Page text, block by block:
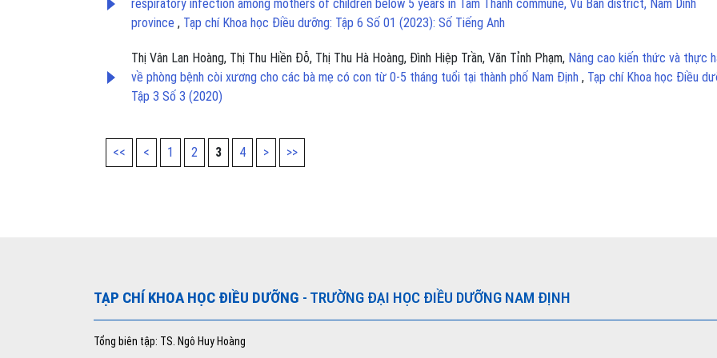
respiratory infection among mothers of children below 5 years in Tam Thanh commune, Vu Ban district, Nam Dinh
province , Tạp chí Khoa học Điều dưỡng: Tập 6 Số 01 (2023): Số Tiếng Anh
Thị Vân Lan Hoàng, Thị Thu Hiền Đỗ, Thị Thu Hà Hoàng, Đình Hiệp Trần, Văn Tỉnh Phạm, Nâng cao kiến thức và thực
về phòng bệnh còi xương cho các bà mẹ có con từ 0-5 tháng tuổi tại thành phố Nam Định , Tạp chí Khoa học Điều
Tập 3 Số 3 (2020)
<< < 1 2 3 4 > >>
TẠP CHÍ KHOA HỌC ĐIỀU DƯỠNG - TRƯỜNG ĐẠI HỌC ĐIỀU DƯỠNG NAM ĐỊNH
Tổng biên tập: TS. Ngô Huy Hoàng